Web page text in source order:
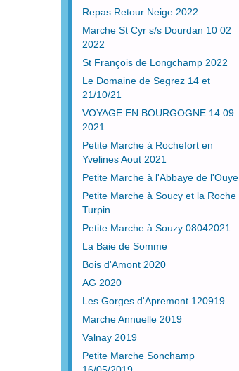
Repas Retour Neige 2022
Marche St Cyr s/s Dourdan 10 02
2022
St François de Longchamp 2022
Le Domaine de Segrez 14 et
21/10/21
VOYAGE EN BOURGOGNE 14 09
2021
Petite Marche à Rochefort en
Yvelines Aout 2021
Petite Marche à l'Abbaye de l'Ouye
Petite Marche à Soucy et la Roche
Turpin
Petite Marche à Souzy 08042021
La Baie de Somme
Bois d'Amont 2020
AG 2020
Les Gorges d'Apremont 120919
Marche Annuelle 2019
Valnay 2019
Petite Marche Sonchamp